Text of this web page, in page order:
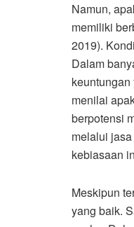
Namun,
memiliki
2019).
Dalam
menilai
berpotensi
melalui
kebiasaan
Meskipun
yang baik.